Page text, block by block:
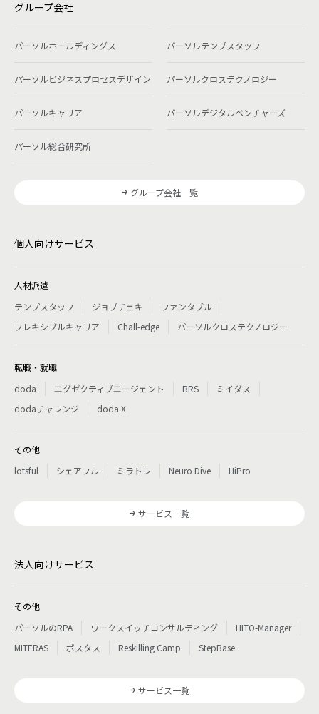
グループ会社
パーソルホールディングス パーソルテンプスタッフ
パーソルビジネスプロセスデザイン パーソルクロステクノロジー
パーソルキャリア パーソルデジタルベンチャーズ
パーソル総合研究所
グループ会社一覧
個人向けサービス
人材派遣
テンプスタッフ
ジョブチェキ
ファンタブル
フレキシブルキャリア
Chall-edge パーソルクロステクノロジー
転職・就職
doda
エグゼクティブエージェント BRS
ミイダス
dodaチャレンジ
doda X
その他
lotsful
シェアフル ミラトレ Neuro Dive HiPro
サービス一覧
法人向けサービス
その他
パーソルのRPA
ワークスイッチコンサルティング
HITO-Manager
MITERAS
ポスタス Reskilling Camp StepBase
サービス一覧